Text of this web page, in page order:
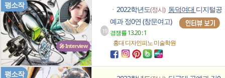
🎤 Interview
평소작
19
ㆍ 2022학년도(정시) 동덕여대 디지털공
예과 정0연 (창문여고)
경쟁률 13.20 : 1
홍대 디자인피노미술학원
평소작